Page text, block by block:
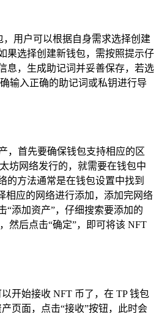
，用户可以根据自身需求选择创建
果选择创建新钱包，需按照提示仔
息，生成助记词并妥善保存，若选
输入正确的助记词或私钥进行导
，首先要确保钱包支持相应的区
坊网络发行的，就需要在钱包中
的方法通常是在钱包设置中找到
相应的网络进行添加，添加完网络
“添加资产”，仔细搜索要添加的
然后点击“确定”，即可将该 NFT
开始接收 NFT 币了，在 TP 钱包
页面，点击“接收”按钮，此时会